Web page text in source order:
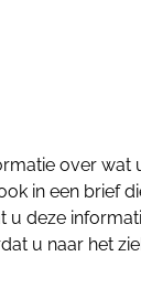
over wat
in een brief
u deze
u naar het